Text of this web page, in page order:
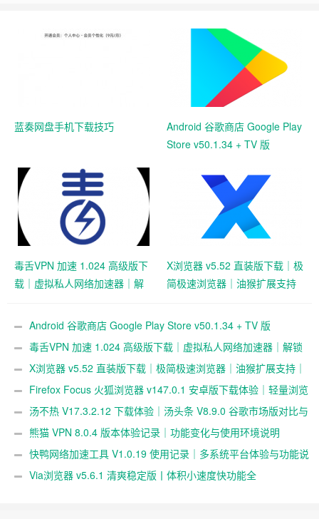
蓝奏网盘手机下载技巧
Android 谷歌商店 Google Play
Store v50.1.34 + TV 版
用游戏下载与数字内容中心
毒舌VPN 加速 1.024 高级版下
载｜虚拟私人网络加速器｜解
X浏览器 v5.52 直装版下载｜极
简极速浏览器｜油猴扩展支持
Android 谷歌商店 Google Play Store v50.1.34 + TV 版
v35.8.44 官方安装包下载｜应用游戏下载与数字内容中心
毒舌VPN 加速 1.024 高级版下载｜虚拟私人网络加速器｜解锁
跨境访问与隐私保护
X浏览器 v5.52 直装版下载｜极简极速浏览器｜油猴扩展支持｜
超轻 1M 体积浏览体验
Firefox Focus 火狐浏览器 v147.0.1 安卓版下载体验｜轻量浏览
与隐私浏览表现
汤不热 V17.3.2.12 下载体验｜汤头条 V8.9.0 谷歌市场版对比与
使用说明
熊猫 VPN 8.0.4 版本体验记录｜功能变化与使用环境说明
快鸭网络加速工具 V1.0.19 使用记录｜多系统平台体验与功能说
明 Via浏览器 v5.6.1 清爽稳定版丨体积小速度快功能全